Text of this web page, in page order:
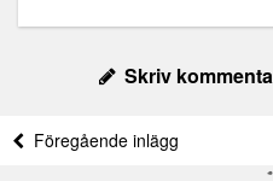
Skriv
Föregående inlägg